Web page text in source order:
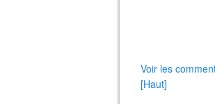
Voir les
[Haut]